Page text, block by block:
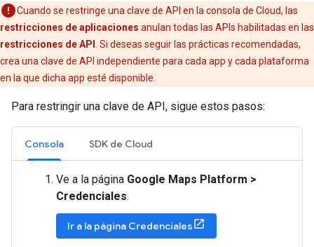
Cuando se restringe una clave de API en la consola de Cloud, las
restricciones de aplicaciones anulan todas las APIs habilitadas en las
restricciones de API
. Si deseas seguir las prácticas recomendadas,
crea una clave de API independiente para cada app y cada plataforma
en la que dicha app esté disponible.
Para restringir una clave de API, sigue estos pasos:
Consola SDK de Cloud
Ve a la página Google Maps Platform >
Credenciales.
Ir a la página Credenciales